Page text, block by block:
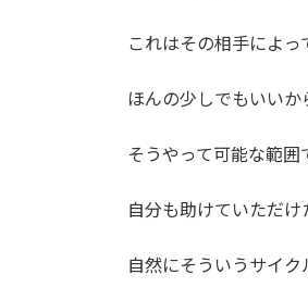
これはその相手によ
ほんの少しでもいい
そうやって可能な範
自分も助けていただ
自然にそういうサイ